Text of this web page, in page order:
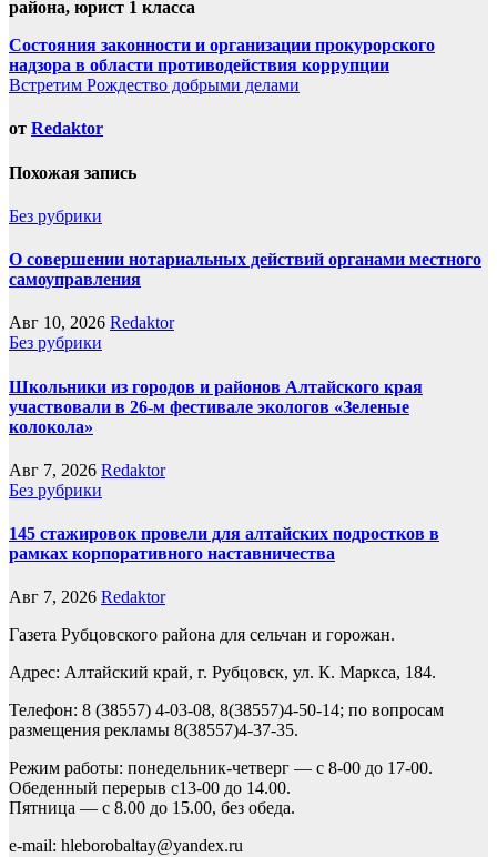
района, юрист 1 класса
Навигация
по
Состояния законности и организации прокурорского
надзора в области противодействия коррупции
Встретим Рождество добрыми делами
от Redaktor
Похожая запись
Без рубрики
О совершении нотариальных действий органами местного
самоуправления
Авг 10, 2026 Redaktor
Без рубрики
Школьники из городов и районов Алтайского края
участвовали в 26-м фестивале экологов «Зеленые
колокола»
Авг 7, 2026 Redaktor
Без рубрики
145 стажировок провели для алтайских подростков в
рамках корпоративного наставничества
Авг 7, 2026 Redaktor
Газета Рубцовского района для сельчан и горожан.
Адрес: Алтайский край, г. Рубцовск, ул. К. Маркса, 184.
Телефон: 8 (38557) 4-03-08, 8(38557)4-50-14; по вопросам
размещения рекламы 8(38557)4-37-35.
Режим работы: понедельник-четверг — с 8-00 до 17-00.
Обеденный перерыв с13-00 до 14.00.
Пятница — с 8.00 до 15.00, без обеда.
e-mail: hleborobaltay@yandex.ru